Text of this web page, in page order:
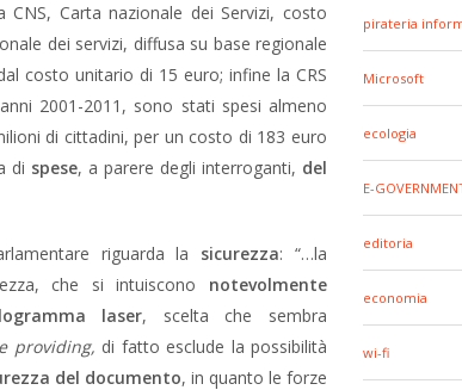
pirateria
Microsoft
ecologia
E-
editoria
economia
wi-fi
CNS, Carta nazionale dei Servizi, costo
dei servizi, diffusa su base regionale
costo unitario di 15 euro; infine la CRS
2001-2011, sono stati spesi almeno
di cittadini, per un costo di 183 euro
di spese, a parere degli interroganti, del
riguarda la sicurezza: “…la
che si intuiscono notevolmente
laser, scelta che sembra
providing, di fatto esclude la possibilità
del documento, in quanto le forze